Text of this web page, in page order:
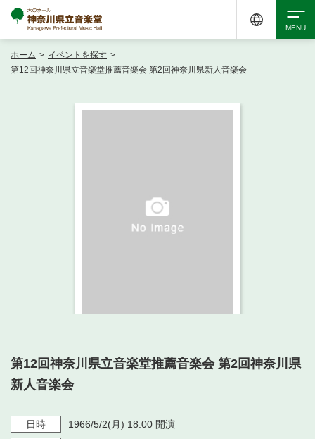
・ フロアマップ
・ よくある質問
・ 空き状況
・ 利用料金
・ 音楽堂のご案内
・ フロアマップ
神奈川県立音楽堂
SNS
ホーム > イベントを探す >
第12回神奈川県立音楽堂推薦音楽会 第2回神奈川県新人音楽会
第12回神奈川県立音楽堂推薦音楽会 第2回神奈川県
新人音楽会
日時 1966/5/2(月) 18:00 開演